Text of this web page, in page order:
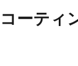
ーティ